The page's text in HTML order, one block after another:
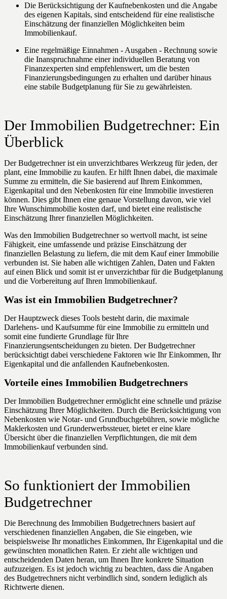
Die Berücksichtigung der Kaufnebenkosten und die Angabe
des eigenen Kapitals, sind entscheidend für eine realistische
Einschätzung der finanziellen Möglichkeiten beim
Immobilienkauf.
Eine regelmäßige Einnahmen - Ausgaben - Rechnung sowie
die Inanspruchnahme einer individuellen Beratung von
Finanzexperten sind empfehlenswert, um die besten
Finanzierungsbedingungen zu erhalten und darüber hinaus
eine stabile Budgetplanung für Sie zu gewährleisten.
Der Immobilien Budgetrechner: Ein
Überblick
Der Budgetrechner ist ein unverzichtbares Werkzeug für jeden, der
plant, eine Immobilie zu kaufen. Er hilft Ihnen dabei, die maximale
Summe zu ermitteln, die Sie basierend auf Ihrem Einkommen,
Eigenkapital und den Nebenkosten für eine Immobilie investieren
können. Dies gibt Ihnen eine genaue Vorstellung davon, wie viel
Ihre Wunschimmobilie kosten darf, und bietet eine realistische
Einschätzung Ihrer finanziellen Möglichkeiten.
Was den Immobilien Budgetrechner so wertvoll macht, ist seine
Fähigkeit, eine umfassende und präzise Einschätzung der
finanziellen Belastung zu liefern, die mit dem Kauf einer Immobilie
verbunden ist. Sie haben alle wichtigen Zahlen, Daten und Fakten
auf einen Blick und somit ist er unverzichtbar für die Budgetplanung
und die Vorbereitung auf Ihren Immobilienkauf.
Was ist ein Immobilien Budgetrechner?
Der Hauptzweck dieses Tools besteht darin, die maximale
Darlehens- und Kaufsumme für eine Immobilie zu ermitteln und
somit eine fundierte Grundlage für Ihre
Finanzierungsentscheidungen zu bieten. Der Budgetrechner
berücksichtigt dabei verschiedene Faktoren wie Ihr Einkommen, Ihr
Eigenkapital und die anfallenden Kaufnebenkosten.
Vorteile eines Immobilien Budgetrechners
Der Immobilien Budgetrechner ermöglicht eine schnelle und präzise
Einschätzung Ihrer Möglichkeiten. Durch die Berücksichtigung von
Nebenkosten wie Notar- und Grundbuchgebühren, sowie mögliche
Maklerkosten und Grunderwerbssteuer, bietet er eine klare
Übersicht über die finanziellen Verpflichtungen, die mit dem
Immobilienkauf verbunden sind.
So funktioniert der Immobilien
Budgetrechner
Die Berechnung des Immobilien Budgetrechners basiert auf
verschiedenen finanziellen Angaben, die Sie eingeben, wie
beispielsweise Ihr monatliches Einkommen, Ihr Eigenkapital und die
gewünschten monatlichen Raten. Er zieht alle wichtigen und
entscheidenden Daten heran, um Ihnen Ihre konkrete Situation
aufzuzeigen. Es ist jedoch wichtig zu beachten, dass die Angaben
des Budgetrechners nicht verbindlich sind, sondern lediglich als
Richtwerte dienen.